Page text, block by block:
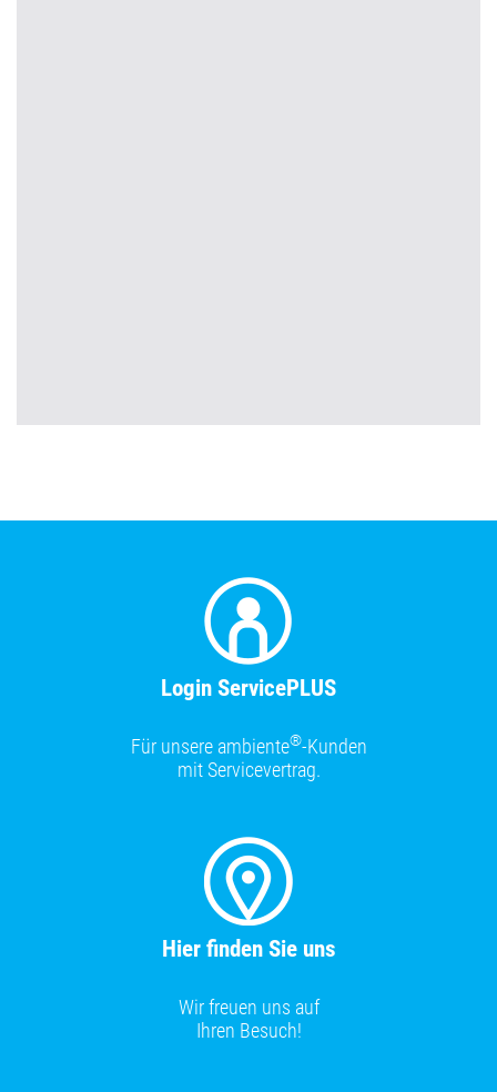
Login ServicePLUS
Für unsere ambiente®-Kunden
mit Servicevertrag.
Hier finden Sie uns
Wir freuen uns auf
Ihren Besuch!